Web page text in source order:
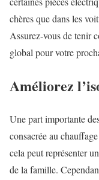
chères que dans les
Assurez-vous de tenir
global pour votre
Améliorez
Une part importante
consacrée au
cela peut représenter
de la famille.